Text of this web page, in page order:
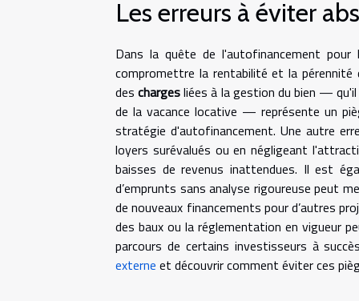
Les erreurs à éviter
Dans la quête de l'autofinancement pour
compromettre la rentabilité et la
deschargesliées à la gestion du bien —
de la vacance locative — représente un
stratégie d'autofinancement. Une autre
loyers surévalués ou en négligeant
baisses de revenus inattendues. Il est
d’emprunts sans analyse rigoureuse peut
de nouveaux financements pour d’autres
des baux ou la réglementation en vigueur
parcours de certains investisseurs à
externe et découvrir comment éviter ces